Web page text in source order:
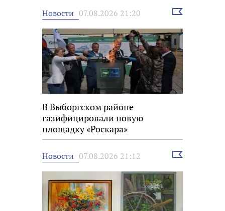
Новости 07.08.2026 21:20
Выбрать
В Выборгском районе
газифицировали новую
площадку «Роскара»
Новости 07.08.2026 21:12
Выбрать